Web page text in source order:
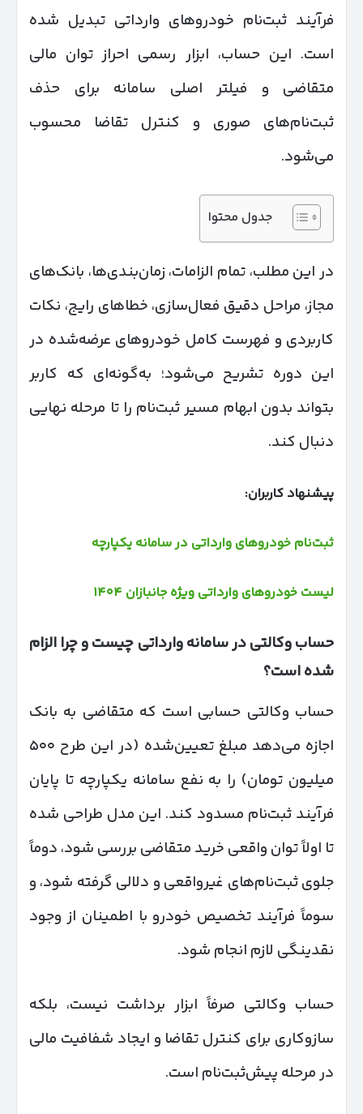
فرآیند ثبت‌نام خودروهای وارداتی تبدیل شده
است. این حساب، ابزار رسمی احراز توان مالی
متقاضی و فیلتر اصلی سامانه برای حذف
ثبت‌نام‌های صوری و کنترل تقاضا محسوب
می‌شود.
جدول محتوا
در این مطلب، تمام الزامات، زمان‌بندی‌ها، بانک‌های
مجاز، مراحل دقیق فعال‌سازی، خطاهای رایج، نکات
کاربردی و فهرست کامل خودروهای عرضه‌شده در
این دوره تشریح می‌شود؛ به‌گونه‌ای که کاربر
بتواند بدون ابهام مسیر ثبت‌نام را تا مرحله نهایی
دنبال کند.
پیشنهاد کاربران:
ثبت‌نام خودروهای وارداتی در سامانه یکپارچه
لیست خودروهای وارداتی ویژه جانبازان ۱۴۰۴
حساب وکالتی در سامانه وارداتی چیست و چرا الزام
شده است؟
حساب وکالتی حسابی است که متقاضی به بانک
اجازه می‌دهد مبلغ تعیین‌شده (در این طرح ۵۰۰
میلیون تومان) را به نفع سامانه یکپارچه تا پایان
فرآیند ثبت‌نام مسدود کند. این مدل طراحی شده
تا اولاً توان واقعی خرید متقاضی بررسی شود، دوماً
جلوی ثبت‌نام‌های غیرواقعی و دلالی گرفته شود، و
سوماً فرآیند تخصیص خودرو با اطمینان از وجود
نقدینگی لازم انجام شود.
حساب وکالتی صرفاً ابزار برداشت نیست، بلکه
سازوکاری برای کنترل تقاضا و ایجاد شفافیت مالی
در مرحله پیش‌ثبت‌نام است.